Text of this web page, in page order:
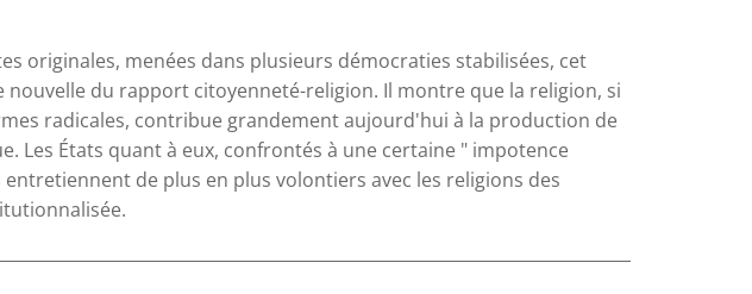
originales, menées dans plusieurs démocraties stabilisées, cet
nouvelle du rapport citoyenneté-religion. Il montre que la religion, si
radicales, contribue grandement aujourd'hui à la production de
Les États quant à eux, confrontés à une certaine " impotence
de plus en plus volontiers avec les religions des